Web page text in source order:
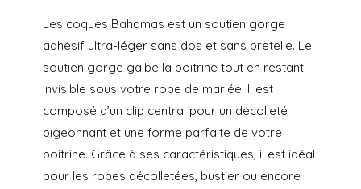
-
COQUES
ADHESIVES
Les coques Bahamas est un soutien gorge
adhésif ultra-léger sans dos et sans bretelle. Le
soutien gorge galbe la poitrine tout en restant
invisible sous votre robe de mariée. Il est
composé d’un clip central pour un décolleté
pigeonnant et une forme parfaite de votre
poitrine. Grâce à ses caractéristiques, il est idéal
pour les robes décolletées, bustier ou encore